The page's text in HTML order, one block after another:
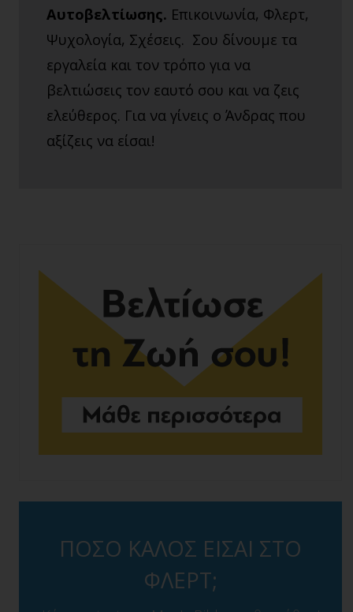
Αυτοβελτίωσης. Επικοινωνία, Φλερτ,
Ψυχολογία, Σχέσεις. Σου δίνουμε τα
εργαλεία και τον τρόπο για να
βελτιώσεις τον εαυτό σου και να ζεις
ελεύθερος. Για να γίνεις ο Άνδρας που
αξίζεις να είσαι!
ΠΟΣΟ ΚΑΛΟΣ ΕΙΣΑΙ ΣΤΟ
ΦΛΕΡΤ;